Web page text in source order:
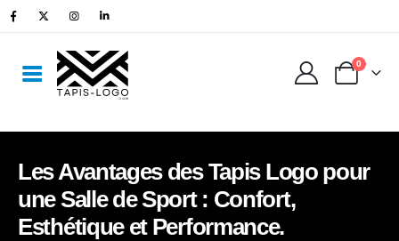
0
Les Avantages des Tapis Logo pour
une Salle de Sport : Confort,
Esthétique et Performance.